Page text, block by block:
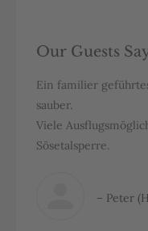
Our Guests
Ein familier
sauber.
Viele
Sösetalsperre.
– Peter